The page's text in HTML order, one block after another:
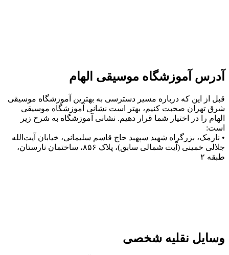
آدرس آموزشگاه موسیقی الهام
قبل از این که درباره مسیر دسترسی به بهترین آموزشگاه موسیقی
شرق تهران صحبت کنیم، بهتر است نشانی آموزشگاه موسیقی
الهام را در اختیار شما قرار دهیم. نشانی آموزشگاه به شرح زیر
است:
• نارمک، بزرگراه شهید سپهبد حاج قاسم سلیمانی، خیابان آیت‌الله
جلالی خمینی (آیت شمالی سابق)، پلاک ۸۵۶، ساختمان نارستان،
طبقه ۲
وسایل نقلیه شخصی